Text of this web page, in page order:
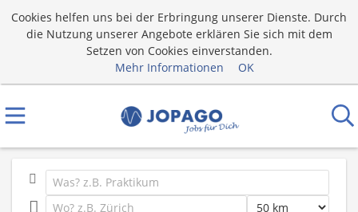
Cookies helfen uns bei der Erbringung unserer Dienste. Durch
die Nutzung unserer Angebote erklären Sie sich mit dem
Setzen von Cookies einverstanden.
Mehr Informationen
OK